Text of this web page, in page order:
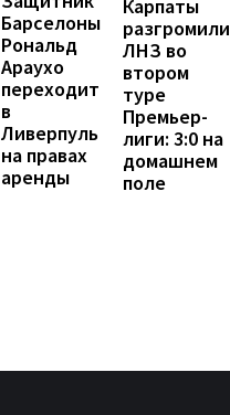
Барселоны
Рональд
Араухо
переходит
в
Ливерпуль
на правах
аренды
Карпаты
разгромили
ЛНЗ во
втором
туре
Премьер-
лиги: 3:0 на
домашнем
поле